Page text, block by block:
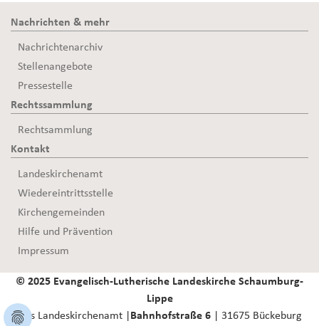
Nachrichten & mehr
Nachrichtenarchiv
Stellenangebote
Pressestelle
Rechtssammlung
Rechtsammlung
Kontakt
Landeskirchenamt
Wiedereintrittsstelle
Kirchengemeinden
Hilfe und Prävention
Impressum
© 2025 Evangelisch-Lutherische Landeskirche Schaumburg-
Lippe
Das Landeskirchenamt | Bahnhofstraße 6 | 31675 Bückeburg